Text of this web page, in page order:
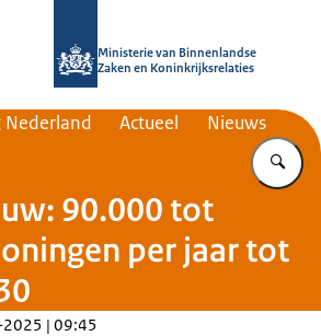
Ministerie van Binnenlandse
Zaken en Koninkrijksrelaties
Nederland Actueel Nieuws
90.000 tot
per jaar tot
| 09:45